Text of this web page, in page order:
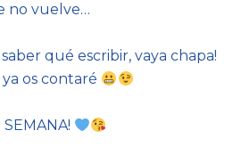
no vuelve…
qué escribir, vaya chapa!
os contaré
SEMANA!